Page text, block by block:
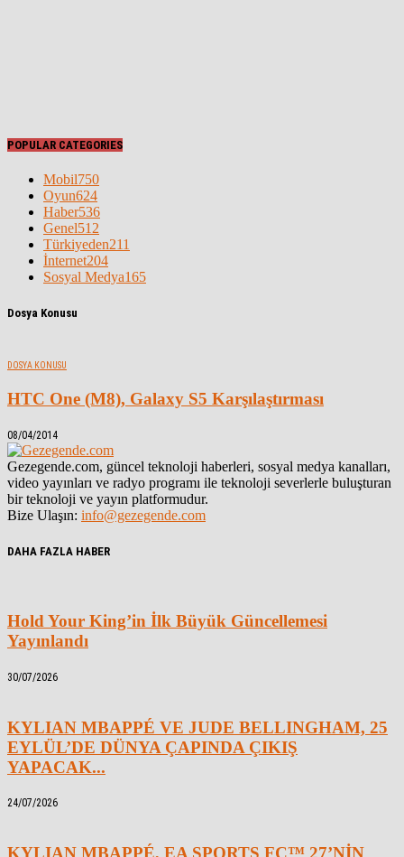
POPULAR CATEGORIES
Mobil750
Oyun624
Haber536
Genel512
Türkiyeden211
İnternet204
Sosyal Medya165
Dosya Konusu
DOSYA KONUSU
HTC One (M8), Galaxy S5 Karşılaştırması
08/04/2014
Gezegende.com, güncel teknoloji haberleri, sosyal medya kanalları,
video yayınları ve radyo programı ile teknoloji severlerle buluşturan
bir teknoloji ve yayın platformudur.
Bize Ulaşın: info@gezegende.com
DAHA FAZLA HABER
Hold Your King’in İlk Büyük Güncellemesi
Yayınlandı
30/07/2026
KYLIAN MBAPPÉ VE JUDE BELLINGHAM, 25
EYLÜL’DE DÜNYA ÇAPINDA ÇIKIŞ
YAPACAK...
24/07/2026
KYLIAN MBAPPÉ, EA SPORTS FC™ 27’NİN